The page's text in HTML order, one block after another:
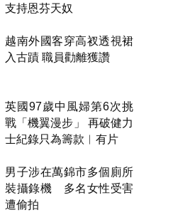
支持恩芬天奴
越南外國客穿高衩透視裙
入古蹟 職員勸離獲讚
英國97歲中風婦第6次挑
戰「機翼漫步」 再破健力
士紀錄只為籌款︱有片
男子涉在萬錦市多個廁所
裝攝錄機 多名女性受害
遭偷拍